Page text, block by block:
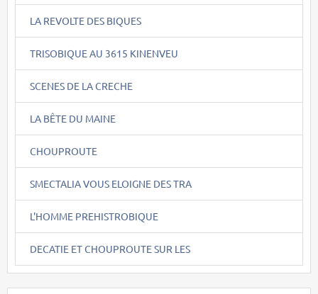
LA REVOLTE DES BIQUES
TRISOBIQUE AU 3615 KINENVEU
SCENES DE LA CRECHE
LA BÊTE DU MAINE
CHOUPROUTE
SMECTALIA VOUS ELOIGNE DES TRA
L'HOMME PREHISTROBIQUE
DECATIE ET CHOUPROUTE SUR LES